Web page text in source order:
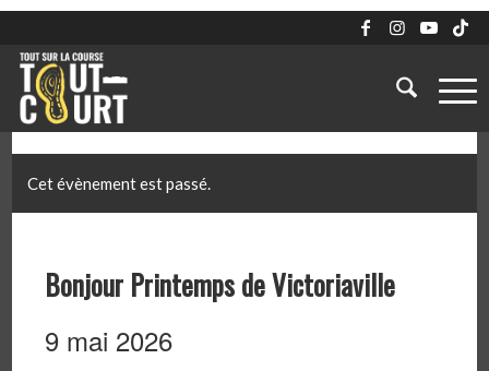
Cet évènement est passé.
Bonjour Printemps de Victoriaville
9 mai 2026